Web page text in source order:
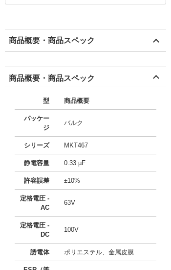
商品概要・商品スペック
商品概要・商品スペック
型 商品概要
パッケー
ジ
バルク
シリーズ MKT467
静電容量 0.33 µF
許容誤差 ±10%
定格電圧 -
AC
63V
定格電圧 -
DC
100V
誘電体 ポリエステル、金属皮膜